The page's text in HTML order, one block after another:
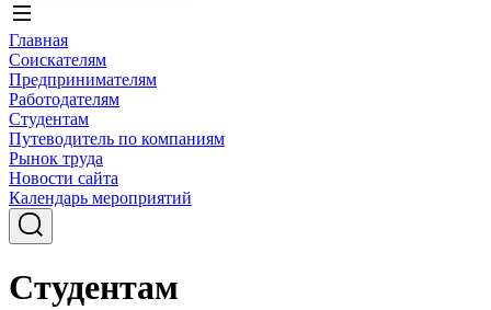
Главная
Соискателям
Предпринимателям
Работодателям
Студентам
Путеводитель по компаниям
Рынок труда
Новости сайта
Календарь мероприятий
Студентам